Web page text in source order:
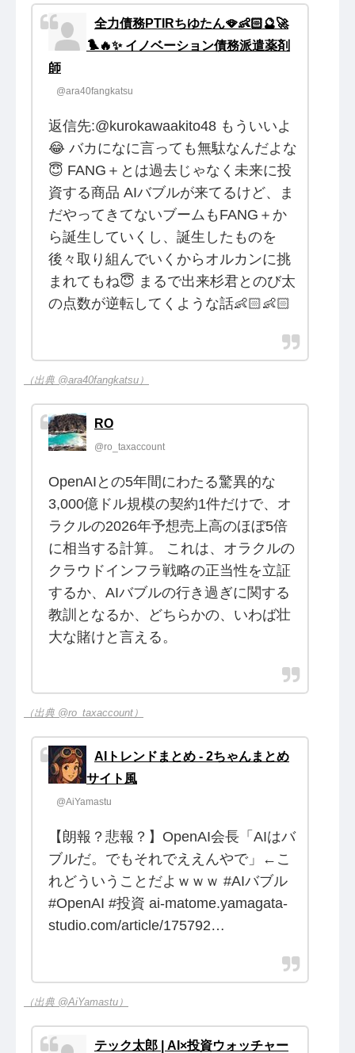
全力債務PTIRちゆたん🪭👶🏻🔮🚀
🐦‍🔥✨ イノベーション債務派遣薬剤
師
@ara40fangkatsu
返信先:@kurokawaakito48 もういいよ
😂 バカになに言っても無駄なんだよな
😇 FANG＋とは過去じゃなく未来に投
資する商品 AIバブルが来てるけど、ま
だやってきてないブームもFANG＋か
ら誕生していくし、誕生したものを
後々取り組んでいくからオルカンに挑
まれてもね😇 まるで出来杉君とのび太
の点数が逆転してくような話👶🏻👶🏻
（出典 @ara40fangkatsu）
RO
@ro_taxaccount
OpenAIとの5年間にわたる驚異的な
3,000億ドル規模の契約1件だけで、オ
ラクルの2026年予想売上高のほぼ5倍
に相当する計算。 これは、オラクルの
クラウドインフラ戦略の正当性を立証
するか、AIバブルの行き過ぎに関する
教訓となるか、どちらかの、いわば壮
大な賭けと言える。
（出典 @ro_taxaccount）
AIトレンドまとめ - 2ちゃんまとめ
サイト風
@AiYamastu
【朗報？悲報？】OpenAI会長「AIはバ
ブルだ。でもそれでええんやで」←こ
れどういうことだよｗｗｗ #AIバブル
#OpenAI #投資 ai-matome.yamagata-
studio.com/article/175792…
（出典 @AiYamastu）
テック太郎 | AI×投資ウォッチャー